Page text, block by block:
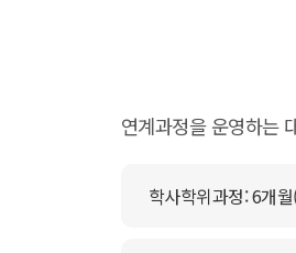
연계과정을 운영하는
학사학위과정: 6개